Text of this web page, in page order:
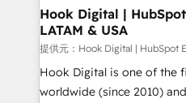
Revenue Operations -
Outbound Marketing -
Design & Development We empower our clients to
reach their full potential
relationship-driven support. With over 300
Hook Digital |
LATAM & USA
提供元：Hook Digital | HubSpot
Hook Digital is one of the
worldwide (since 2010)